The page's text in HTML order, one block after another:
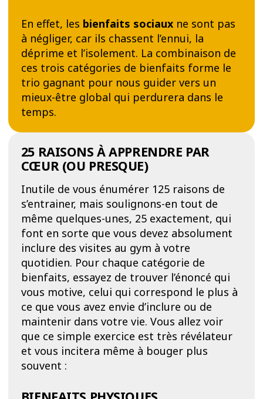
En effet, les bienfaits sociauxne sont pas
à négliger, car ils chassent l’ennui, la
déprime et l’isolement. La combinaison de
ces trois catégories de bienfaits forme le
trio gagnant pour nous guider vers un
mieux-être global qui perdurera dans le
temps.
25 RAISONS À APPRENDRE PAR
CŒUR (OU PRESQUE)
Inutile de vous énumérer 125 raisons de
s’entrainer, mais soulignons-en tout de
même quelques-unes, 25 exactement, qui
font en sorte que vous devez absolument
inclure des visites au gym à votre
quotidien. Pour chaque catégorie de
bienfaits, essayez de trouver l’énoncé qui
vous motive, celui qui correspond le plus à
ce que vous avez envie d’inclure ou de
maintenir dans votre vie. Vous allez voir
que ce simple exercice est très révélateur
et vous incitera même à bouger plus
souvent :